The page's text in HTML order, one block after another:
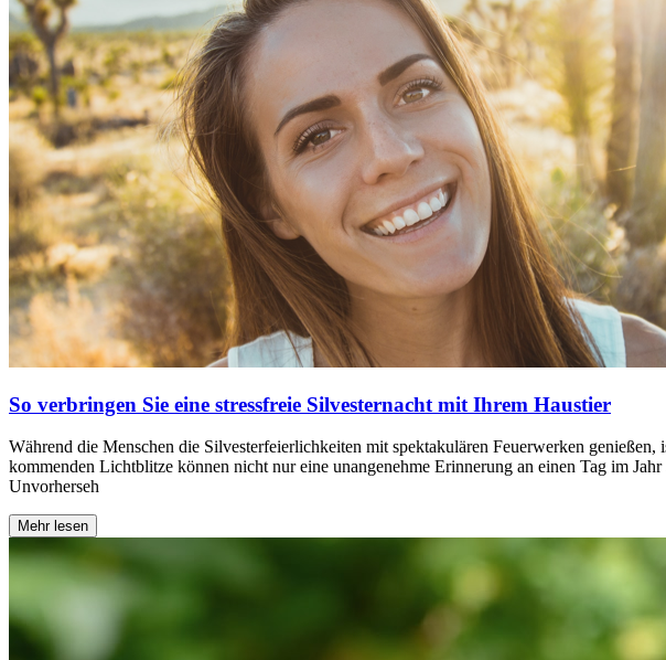
So verbringen Sie eine stressfreie Silvesternacht mit Ihrem Haustier
Während die Menschen die Silvesterfeierlichkeiten mit spektakulären Feuerwerken
kommenden Lichtblitze können nicht nur eine unangenehme Erinnerung an einen Tag im
Unvorherseh
Mehr lesen